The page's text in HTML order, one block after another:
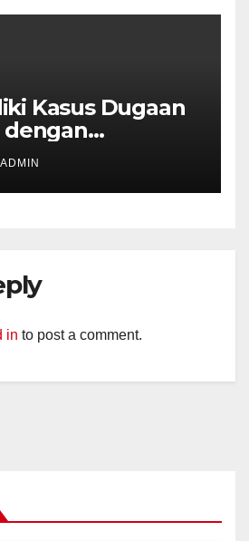
Kasus Dugaan
dengan
Counter HP
Ambarawa.
ADMIN
in to post a comment.